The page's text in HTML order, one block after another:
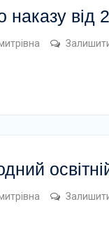
наказу